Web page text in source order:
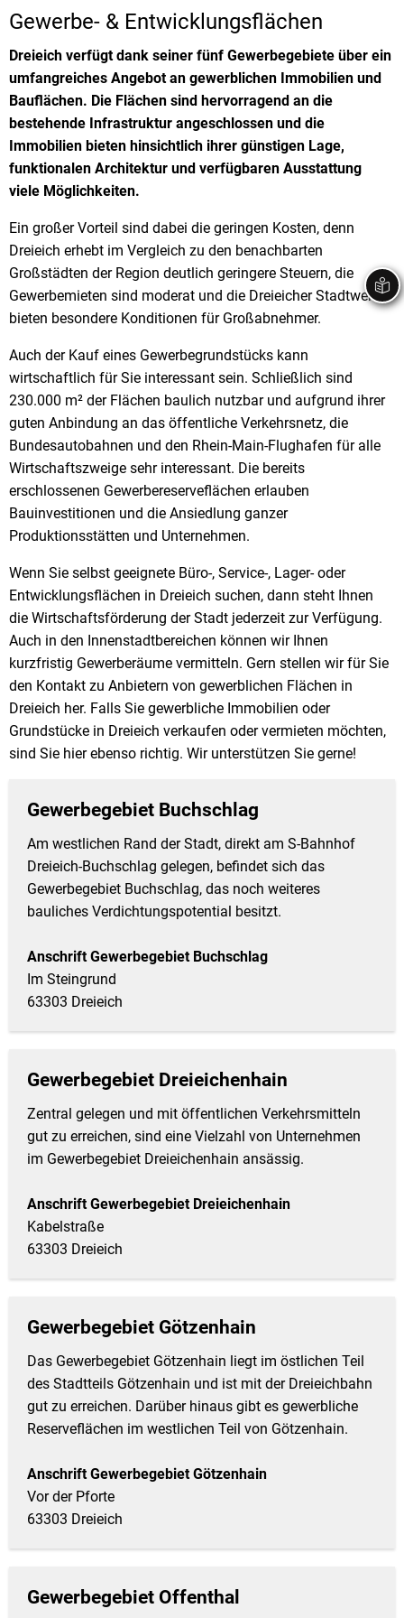
Stadtrecht
Wahlen
Ehrenamt
Öffentlicher
E-Mobilität
Fußverkehr
Radverkehr
Auto
Gewerbe- & Entwicklungsflächen
Dreieich verfügt dank seiner fünf Gewerbegebiete über ein
umfangreiches Angebot an gewerblichen Immobilien und
Bauflächen. Die Flächen sind hervorragend an die
bestehende Infrastruktur angeschlossen und die
Immobilien bieten hinsichtlich ihrer günstigen Lage,
funktionalen Architektur und verfügbaren Ausstattung
viele Möglichkeiten.
Ein großer Vorteil sind dabei die geringen Kosten, denn
Dreieich erhebt im Vergleich zu den benachbarten
Großstädten der Region deutlich geringere Steuern, die
Gewerbemieten sind moderat und die Dreieicher Stadtwerke
bieten besondere Konditionen für Großabnehmer.
Auch der Kauf eines Gewerbegrundstücks kann
wirtschaftlich für Sie interessant sein. Schließlich sind
230.000 m² der Flächen baulich nutzbar und aufgrund ihrer
guten Anbindung an das öffentliche Verkehrsnetz, die
Bundesautobahnen und den Rhein-Main-Flughafen für alle
Wirtschaftszweige sehr interessant. Die bereits
erschlossenen Gewerbereserveflächen erlauben
Bauinvestitionen und die Ansiedlung ganzer
Produktionsstätten und Unternehmen.
Wenn Sie selbst geeignete Büro-, Service-, Lager- oder
Entwicklungsflächen in Dreieich suchen, dann steht Ihnen
die Wirtschaftsförderung der Stadt jederzeit zur Verfügung.
Auch in den Innenstadtbereichen können wir Ihnen
kurzfristig Gewerberäume vermitteln. Gern stellen wir für Sie
den Kontakt zu Anbietern von gewerblichen Flächen in
Dreieich her. Falls Sie gewerbliche Immobilien oder
Grundstücke in Dreieich verkaufen oder vermieten möchten,
sind Sie hier ebenso richtig. Wir unterstützen Sie gerne!
Gewerbegebiet Buchschlag
Am westlichen Rand der Stadt, direkt am S-Bahnhof
Dreieich-Buchschlag gelegen, befindet sich das
Gewerbegebiet Buchschlag, das noch weiteres
bauliches Verdichtungspotential besitzt.
Anschrift Gewerbegebiet Buchschlag
Im Steingrund
63303 Dreieich
Gewerbegebiet Dreieichenhain
Zentral gelegen und mit öffentlichen Verkehrsmitteln
gut zu erreichen, sind eine Vielzahl von Unternehmen
im Gewerbegebiet Dreieichenhain ansässig.
Anschrift Gewerbegebiet Dreieichenhain
Kabelstraße
63303 Dreieich
Gewerbegebiet Götzenhain
Das Gewerbegebiet Götzenhain liegt im östlichen Teil
des Stadtteils Götzenhain und ist mit der Dreieichbahn
gut zu erreichen. Darüber hinaus gibt es gewerbliche
Reserveflächen im westlichen Teil von Götzenhain.
Anschrift Gewerbegebiet Götzenhain
Vor der Pforte
63303 Dreieich
Gewerbegebiet Offenthal